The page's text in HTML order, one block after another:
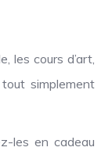
les cours d’art,
simplement
les en cadeau